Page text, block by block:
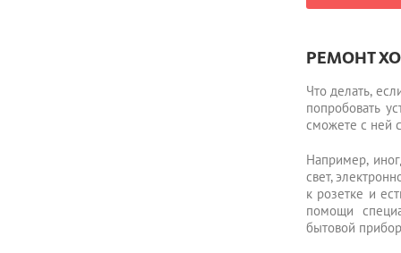
РЕМОНТ
Что делать,
попробовать
сможете с ней
Например,
свет,
к розетке и
помощи
бытовой